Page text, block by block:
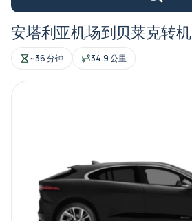
安塔利亚机场到贝莱克转机
~36 分钟 34.9 公里